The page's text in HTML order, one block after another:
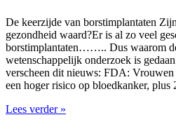
De keerzijde van borstimplantaten
gezondheid waard?Er is al zo veel
borstimplantaten…….. Dus waarom
wetenschappelijk onderzoek is
verscheen dit nieuws: FDA: Vrouwen
een hoger risico op bloedkanker, plus
Lees verder »